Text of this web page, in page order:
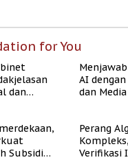
for You
dan
AI
dan
Subsidi
Perang
Verifikasi